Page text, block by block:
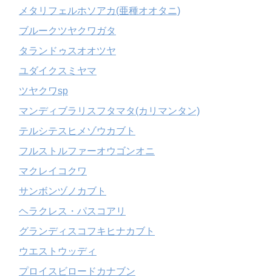
メタリフェルホソアカ(亜種オオタニ)
ブルークツヤクワガタ
タランドゥスオオツヤ
ユダイクスミヤマ
ツヤクワsp
マンディブラリスフタマタ(カリマンタン)
テルシテスヒメゾウカブト
フルストルファーオウゴンオニ
マクレイコクワ
サンボンヅノカブト
ヘラクレス・パスコアリ
グランディスコフキヒナカブト
ウエストウッディ
プロイスビロードカナブン